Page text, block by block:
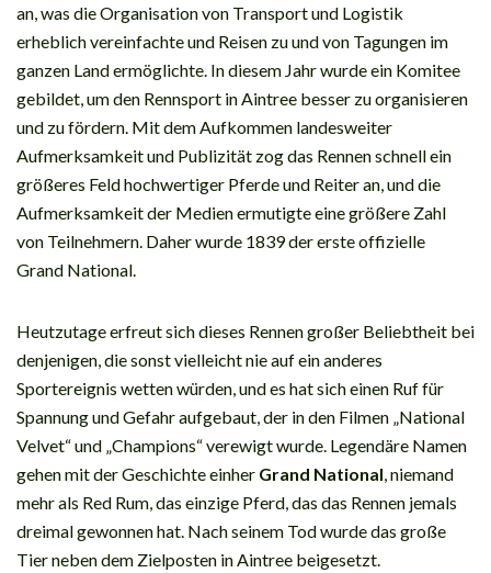
an, was die Organisation von Transport und Logistik
erheblich vereinfachte und Reisen zu und von Tagungen im
ganzen Land ermöglichte. In diesem Jahr wurde ein Komitee
gebildet, um den Rennsport in Aintree besser zu organisieren
und zu fördern. Mit dem Aufkommen landesweiter
Aufmerksamkeit und Publizität zog das Rennen schnell ein
größeres Feld hochwertiger Pferde und Reiter an, und die
Aufmerksamkeit der Medien ermutigte eine größere Zahl
von Teilnehmern. Daher wurde 1839 der erste offizielle
Grand National.
Heutzutage erfreut sich dieses Rennen großer Beliebtheit bei
denjenigen, die sonst vielleicht nie auf ein anderes
Sportereignis wetten würden, und es hat sich einen Ruf für
Spannung und Gefahr aufgebaut, der in den Filmen „National
Velvet“ und „Champions“ verewigt wurde. Legendäre Namen
gehen mit der Geschichte einher Grand National , niemand
mehr als Red Rum, das einzige Pferd, das das Rennen jemals
dreimal gewonnen hat. Nach seinem Tod wurde das große
Tier neben dem Zielposten in Aintree beigesetzt.